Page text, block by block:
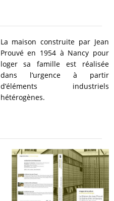
La maison construite par Jean
Prouvé en 1954 à Nancy pour
loger sa famille est réalisée
dans l’urgence à partir
d’éléments industriels
hétérogènes.